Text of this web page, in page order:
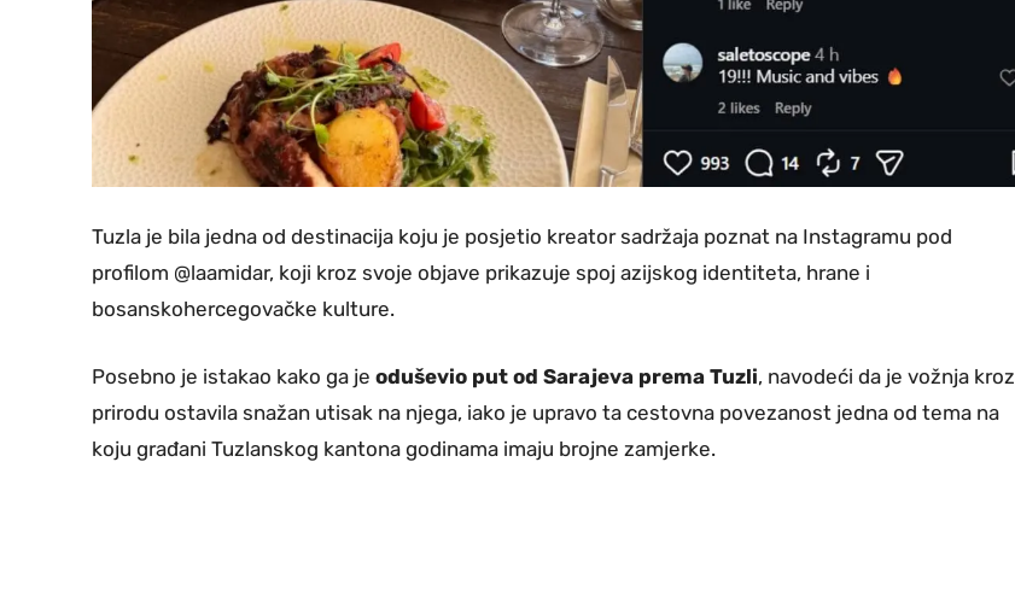
Tuzla je bila jedna od destinacija koju je posjetio kreator sadržaja poznat na Instagramu pod
profilom @laamidar, koji kroz svoje objave prikazuje spoj azijskog identiteta, hrane i
bosanskohercegovačke kulture.
Posebno je istakao kako ga je oduševio put od Sarajeva prema Tuzli, navodeći da je vožnja kroz
prirodu ostavila snažan utisak na njega, iako je upravo ta cestovna povezanost jedna od tema na
koju građani Tuzlanskog kantona godinama imaju brojne zamjerke.